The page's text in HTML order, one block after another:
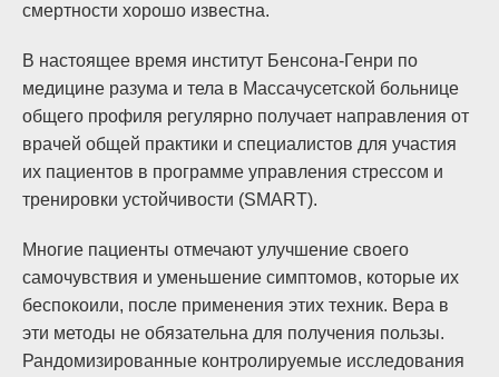
смертности хорошо известна.
В настоящее время институт Бенсона-Генри по
медицине разума и тела в Массачусетской больнице
общего профиля регулярно получает направления от
врачей общей практики и специалистов для участия
их пациентов в программе управления стрессом и
тренировки устойчивости (SMART).
Многие пациенты отмечают улучшение своего
самочувствия и уменьшение симптомов, которые их
беспокоили, после применения этих техник. Вера в
эти методы не обязательна для получения пользы.
Рандомизированные контролируемые исследования